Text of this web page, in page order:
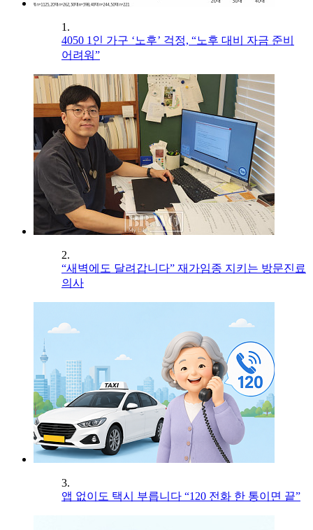
1.
4050 1인 가구 ‘노후’ 걱정, “노후 대비 자금 준비
어려워”
2.
“새벽에도 달려갑니다” 재가임종 지키는 방문진료
의사
3.
앱 없이도 택시 부릅니다 “120 전화 한 통이면 끝”